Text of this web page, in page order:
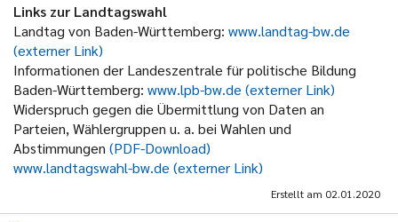
Links zur Landtagswahl
Landtag von Baden-Württemberg: www.landtag-bw.de
(externer Link)
Informationen der Landeszentrale für politische Bildung
Baden-Württemberg: www.lpb-bw.de (externer Link)
Widerspruch gegen die Übermittlung von Daten an
Parteien, Wählergruppen u. a. bei Wahlen und
Abstimmungen (PDF-Download)
www.landtagswahl-bw.de (externer Link)
Erstellt am 02.01.2020